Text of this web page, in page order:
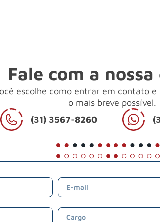
Fale com a
escolhe como entrar em contato e
o mais breve possível.
(31) 3567-8260